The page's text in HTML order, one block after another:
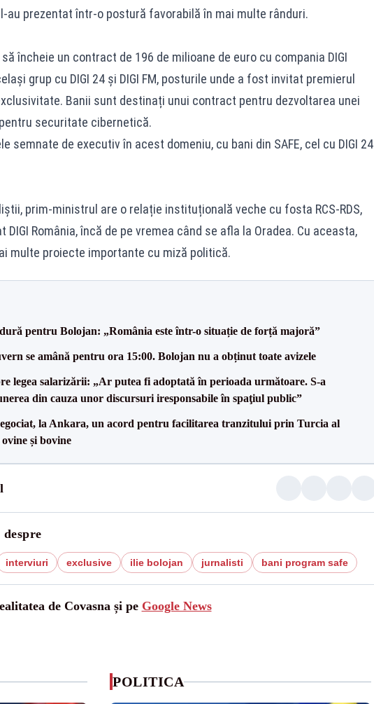
au prezentat într-o postură favorabilă în mai multe rânduri.
încheie un contract de 196 de milioane de euro cu compania DIGI
grup cu DIGI 24 și DIGI FM, posturile unde a fost invitat premierul
Banii sunt destinați unui contract pentru dezvoltarea unei
securitate cibernetică.
semnate de executiv în acest domeniu, cu bani din SAFE, cel cu DIGI 24
prim-ministrul are o relație instituțională veche cu fosta RCS-RDS,
DIGI România, încă de pe vremea când se afla la Oradea. Cu aceasta,
multe proiecte importante cu miză politică.
pentru Bolojan: „România este într-o situație de forță majoră”
se amână pentru ora 15:00. Bolojan nu a obținut toate avizele
legea salarizării: „Ar putea fi adoptată în perioada următoare. S-a
din cauza unor discursuri iresponsabile în spaţiul public”
la Ankara, un acord pentru facilitarea tranzitului prin Turcia al
și bovine
interviuri exclusive ilie bolojan jurnalisti bani program safe
de Covasna și pe Google News
POLITICA